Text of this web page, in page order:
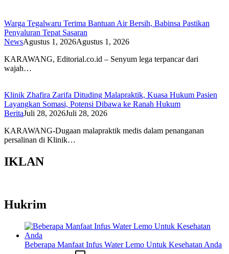
Warga Tegalwaru Terima Bantuan Air Bersih, Babinsa Pastikan
Penyaluran Tepat Sasaran
NewsAgustus 1, 2026Agustus 1, 2026
KARAWANG, Editorial.co.id – Senyum lega terpancar dari
wajah…
Klinik Zhafira Zarifa Dituding Malapraktik, Kuasa Hukum Pasien
Layangkan Somasi, Potensi Dibawa ke Ranah Hukum
BeritaJuli 28, 2026Juli 28, 2026
KARAWANG-Dugaan malapraktik medis dalam penanganan
persalinan di Klinik…
IKLAN
Hukrim
Beberapa Manfaat Infus Water Lemo Untuk Kesehatan Anda